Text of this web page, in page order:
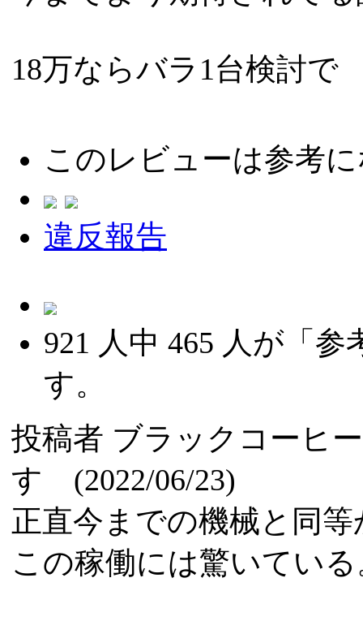
18万ならバラ1台検討で
このレビューは参考
違反報告
921 人中 465 人が「参
す。
投稿者 ブラックコーヒ
す (2022/06/23)
正直今までの機械と同
この稼働には驚いてい